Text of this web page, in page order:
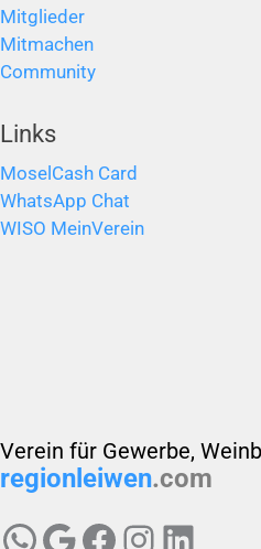
Mitglieder
Mitmachen
Community
Links
MoselCash Card
WhatsApp Chat
WISO MeinVerein
Verein für Gewerbe,
regionleiwen.com
Region Leiwen e.V. Region Leiwen e.V. Region Leiwen e.V. Region Leiwen e.V. LinkedIn